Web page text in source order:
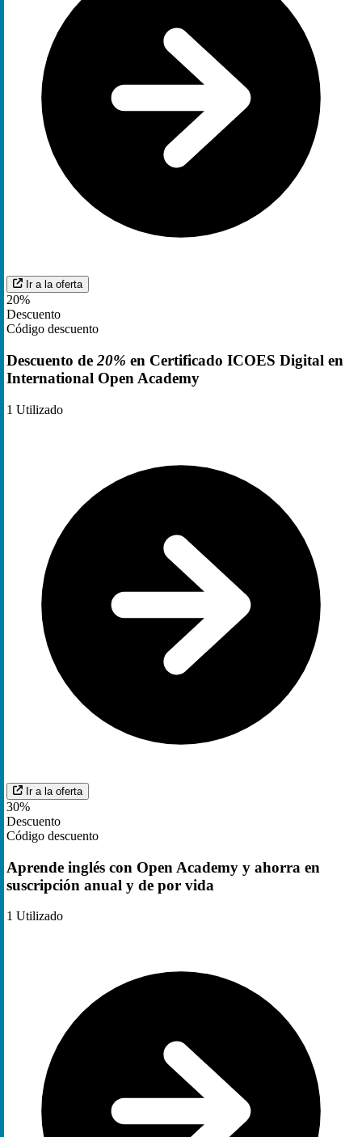
Ir a la oferta
20%
Descuento
Código descuento
Descuento de 20% en Certificado ICOES Digital en
International Open Academy
1 Utilizado
Ir a la oferta
30%
Descuento
Código descuento
Aprende inglés con Open Academy y ahorra en
suscripción anual y de por vida
1 Utilizado